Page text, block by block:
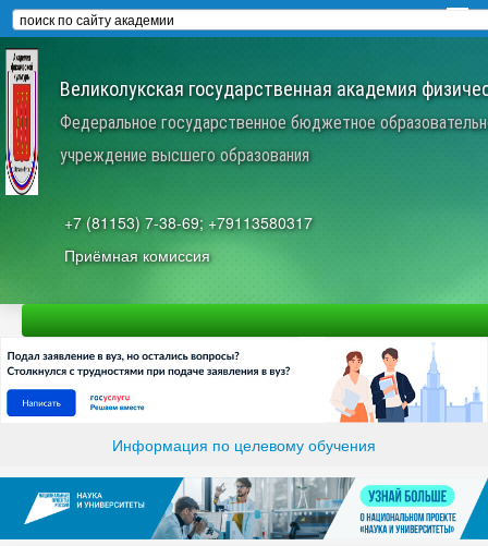
Великолукская государственная академия
Федеральное государственное бюджетное
учреждение высшего образования
+7 (81153) 7-38-69; +79113580317
Приёмная комиссия
Информация по целевому обучения